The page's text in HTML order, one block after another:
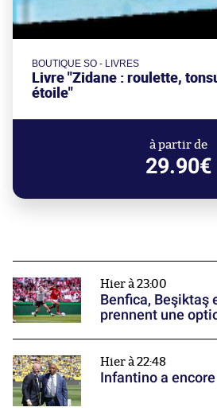
BOUTIQUE SO - LIVRES
Livre "Zidane : roulette,
étoile"
à partir de
29.90€
Hier à 23:00
Benfica, Beşiktaş
prennent une
Hier à 22:48
Infantino a